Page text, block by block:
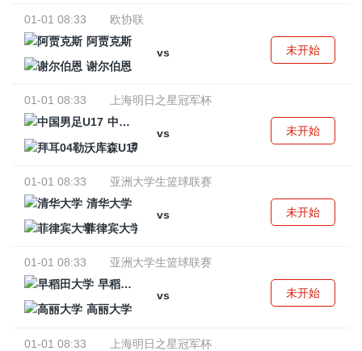
01-01 08:33
欧协联
阿贾克斯
vs
谢尔伯恩
未开始
01-01 08:33
上海明日之星冠军杯
中国男足U17
vs
拜耳04勒沃库森U17
未开始
01-01 08:33
亚洲大学生篮球联赛
清华大学
vs
菲律宾大学
未开始
01-01 08:33
亚洲大学生篮球联赛
早稻田大学
vs
高丽大学
未开始
01-01 08:33
上海明日之星冠军杯